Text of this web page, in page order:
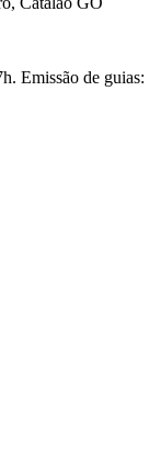
Emissão de guias: